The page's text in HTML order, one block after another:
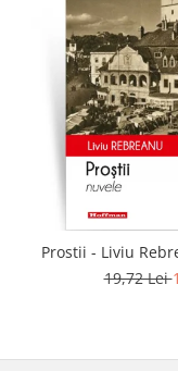
Prostii - Liviu
19,72 Lei